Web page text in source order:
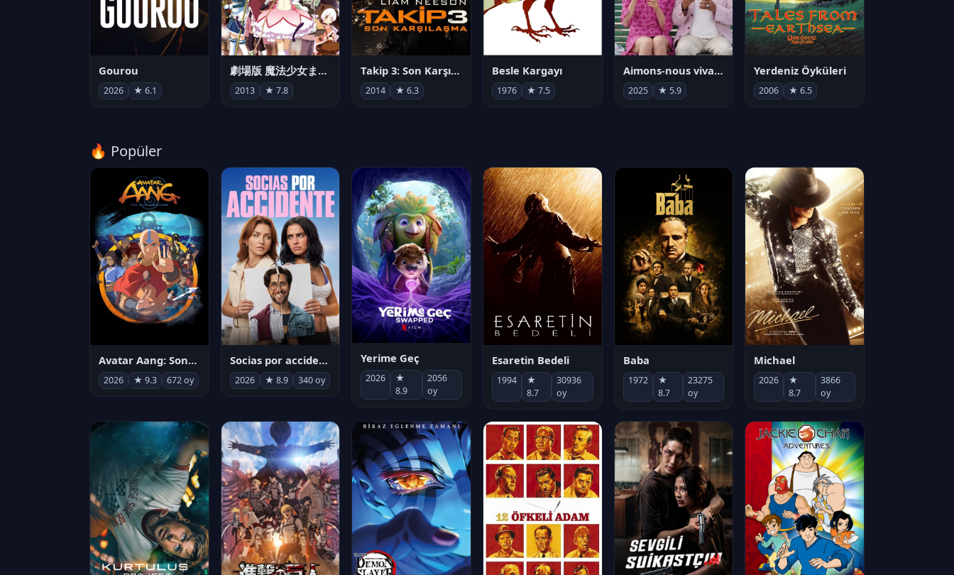
Gourou
2026 ★ 6.1
劇場版 魔法少女まどか☆マギカ[新編]叛逆の物語
2013 ★ 7.8
Takip 3: Son Karşılaşma
2014 ★ 6.3
Besle Kargayı
1976 ★ 7.5
Aimons-nous vivants
2025 ★ 5.9
Yerdeniz Öyküleri
2006 ★ 6.5
🔥 Popüler
Avatar Aang: Son Havabükücü
2026 ★ 9.3 672 oy
Socias por accidente
2026 ★ 8.9 340 oy
Yerime Geç
2026
★
8.9
2056
oy
Esaretin Bedeli
1994
★
8.7
30936
oy
Baba
1972
★
8.7
23275
oy
Michael
2026
★
8.7
3866
oy